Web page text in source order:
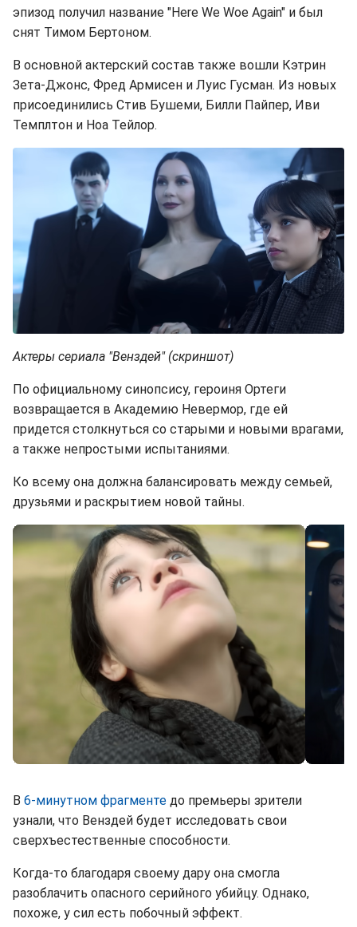
эпизод получил название "Here We Woe Again" и был
снят Тимом Бертоном.
В основной актерский состав также вошли Кэтрин
Зета-Джонс, Фред Армисен и Луис Гусман. Из новых
присоединились Стив Бушеми, Билли Пайпер, Иви
Темплтон и Ноа Тейлор.
Актеры сериала "Венздей" (скриншот)
По официальному синопсису, героиня Ортеги
возвращается в Академию Невермор, где ей
придется столкнуться со старыми и новыми врагами,
а также непростыми испытаниями.
Ко всему она должна балансировать между семьей,
друзьями и раскрытием новой тайны.
В 6-минутном фрагменте до премьеры зрители
узнали, что Венздей будет исследовать свои
сверхъестественные способности.
Когда-то благодаря своему дару она смогла
разоблачить опасного серийного убийцу. Однако,
похоже, у сил есть побочный эффект.